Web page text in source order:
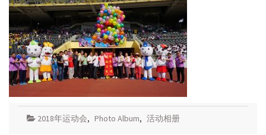
2018年运动会, Photo Album, 活动相册